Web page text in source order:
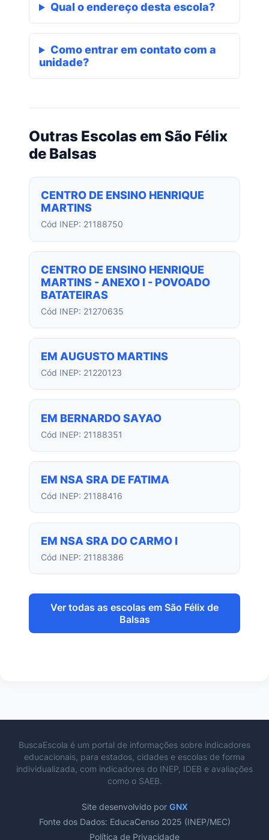
Qual o endereço desta escola?
Como entrar em contato com a
unidade?
Outras Escolas em São Félix
de Balsas
CENTRO DE ENSINO HENRIQUE
MARTINS
Cód INEP: 21188750
CENTRO DE ENSINO HENRIQUE
MARTINS - ANEXO I - POVOADO
BATATEIRAS
Cód INEP: 21270635
EM AUGUSTO MARTINS
Cód INEP: 21220123
EM BERNARDO SAYAO
Cód INEP: 21188351
EM NSA SRA DE FATIMA
Cód INEP: 21188416
EM NSA SRA DO CARMO I
Cód INEP: 21188386
Ver todas as escolas em São Félix de
Balsas
BuscaEscola é um portal de informações sobre indicadores
educacionais, para estados, cidades e escolas de forma
individualizada, com indicadores do INEP, IDEB e avaliações
como o SAEB.
Site desenvolvido por GNX
Fonte dos Dados: EducaCenso 2025 (INEP/MEC)
Política de Privacidade